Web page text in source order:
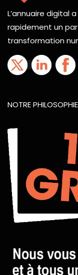
L’annuaire digital
rapidement un
transformation
NOTRE PHILOSOPHIE